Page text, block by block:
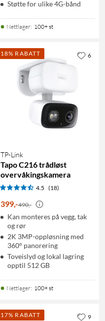
Støtte for ulike 4G-bånd
Nettlager: 100+ st
18% RABATT
TP-Link
Tapo C216 trådløst
overvåkingskamera
4.5 (18)
399,-490,-
Kan monteres på vegg, tak
og rør
2K 3MP-oppløsning med
360° panorering
Toveislyd og lokal lagring
opptil 512 GB
Nettlager: 100+ st
6
17% RABATT 9